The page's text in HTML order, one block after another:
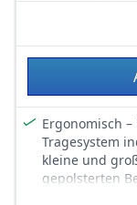
Ergonomisch
Tragesystem
kleine und
gepolsterten
sorgen für